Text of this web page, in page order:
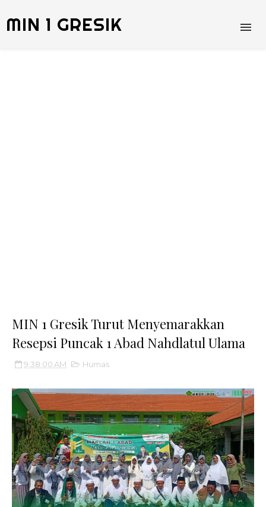
MIN 1 GRESIK
MIN 1 Gresik Turut Menyemarakkan
Resepsi Puncak 1 Abad Nahdlatul Ulama
9:38:00 AM Humas